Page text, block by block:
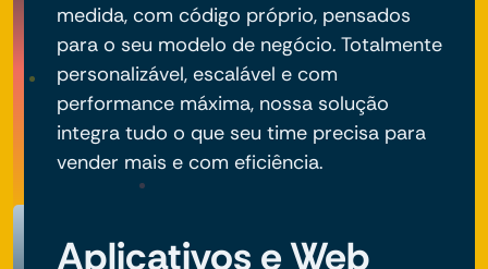
medida, com código próprio, pensados
para o seu modelo de negócio. Totalmente
personalizável, escalável e com
performance máxima, nossa solução
integra tudo o que seu time precisa para
vender mais e com eficiência.
Aplicativos e Web